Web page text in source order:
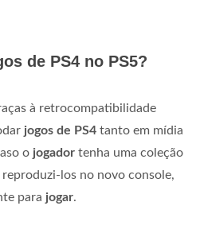
de PS4 no PS5?
à retrocompatibilidade
jogos de PS4 tanto em mídia
o jogador tenha uma coleção
los no novo console,
para jogar.